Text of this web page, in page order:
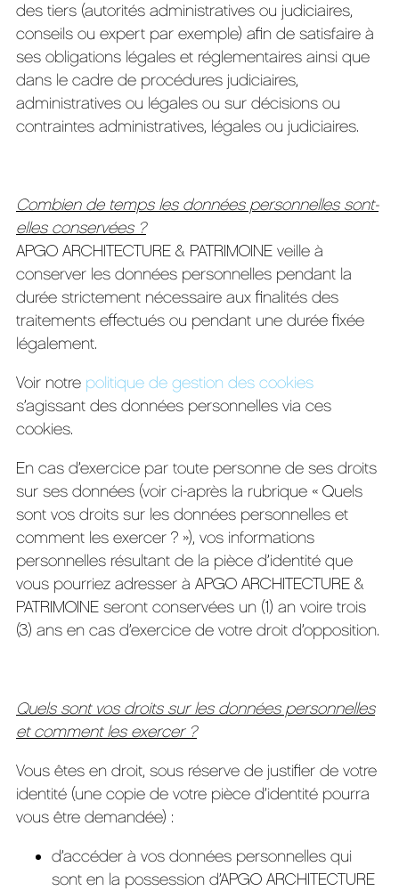
des tiers (autorités administratives ou judiciaires,
conseils ou expert par exemple) afin de satisfaire à
ses obligations légales et réglementaires ainsi que
dans le cadre de procédures judiciaires,
administratives ou légales ou sur décisions ou
contraintes administratives, légales ou judiciaires.
Combien de temps les données personnelles sont-
elles conservées ?
APGO ARCHITECTURE & PATRIMOINE veille à
conserver les données personnelles pendant la
durée strictement nécessaire aux finalités des
traitements effectués ou pendant une durée fixée
légalement.
Voir notre politique de gestion des cookies
s’agissant des données personnelles via ces
cookies.
En cas d’exercice par toute personne de ses droits
sur ses données (voir ci-après la rubrique « Quels
sont vos droits sur les données personnelles et
comment les exercer ? »), vos informations
personnelles résultant de la pièce d’identité que
vous pourriez adresser à APGO ARCHITECTURE &
PATRIMOINE seront conservées un (1) an voire trois
(3) ans en cas d’exercice de votre droit d’opposition.
Quels sont vos droits sur les données personnelles
et comment les exercer ?
Vous êtes en droit, sous réserve de justifier de votre
identité (une copie de votre pièce d’identité pourra
vous être demandée) :
d’accéder à vos données personnelles qui
sont en la possession d’APGO ARCHITECTURE